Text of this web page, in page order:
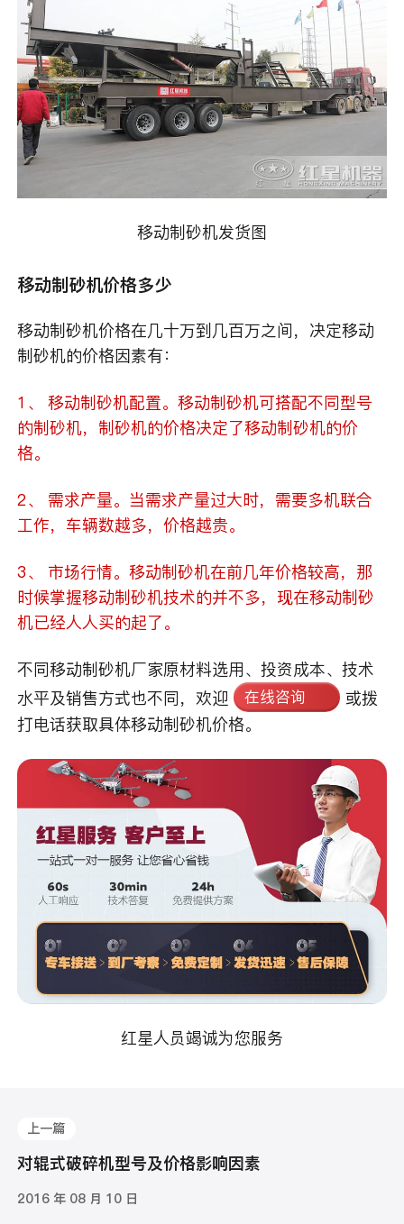
移动制砂机发货图
移动制砂机价格多少
移动制砂机价格在几十万到几百万之间，决定移动
制砂机的价格因素有：
1、 移动制砂机配置。移动制砂机可搭配不同型号
的制砂机，制砂机的价格决定了移动制砂机的价
格。
2、 需求产量。当需求产量过大时，需要多机联合
工作，车辆数越多，价格越贵。
3、 市场行情。移动制砂机在前几年价格较高，那
时候掌握移动制砂机技术的并不多，现在移动制砂
机已经人人买的起了。
不同移动制砂机厂家原材料选用、投资成本、技术
水平及销售方式也不同，欢迎
在线咨询
或拨
打电话获取具体移动制砂机价格。
红星人员竭诚为您服务
上一篇
对辊式破碎机型号及价格影响因素
2016 年 08 月 10 日